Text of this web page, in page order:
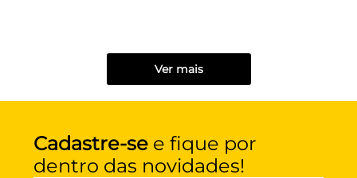
Ver mais
Cadastre-se e fique por
dentro das novidades!